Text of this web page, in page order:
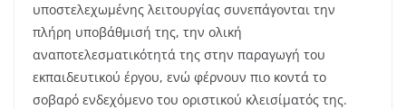
υποστελεχωμένης λειτουργίας συνεπάγονται την
πλήρη υποβάθμισή της, την ολική
αναποτελεσματικότητά της στην παραγωγή του
εκπαιδευτικού έργου, ενώ φέρνουν πιο κοντά το
σοβαρό ενδεχόμενο του οριστικού κλεισίματός της.